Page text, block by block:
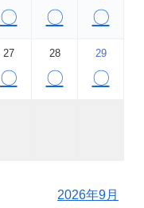
〇 〇 〇
27
〇
28
〇
29
〇
2026年9月